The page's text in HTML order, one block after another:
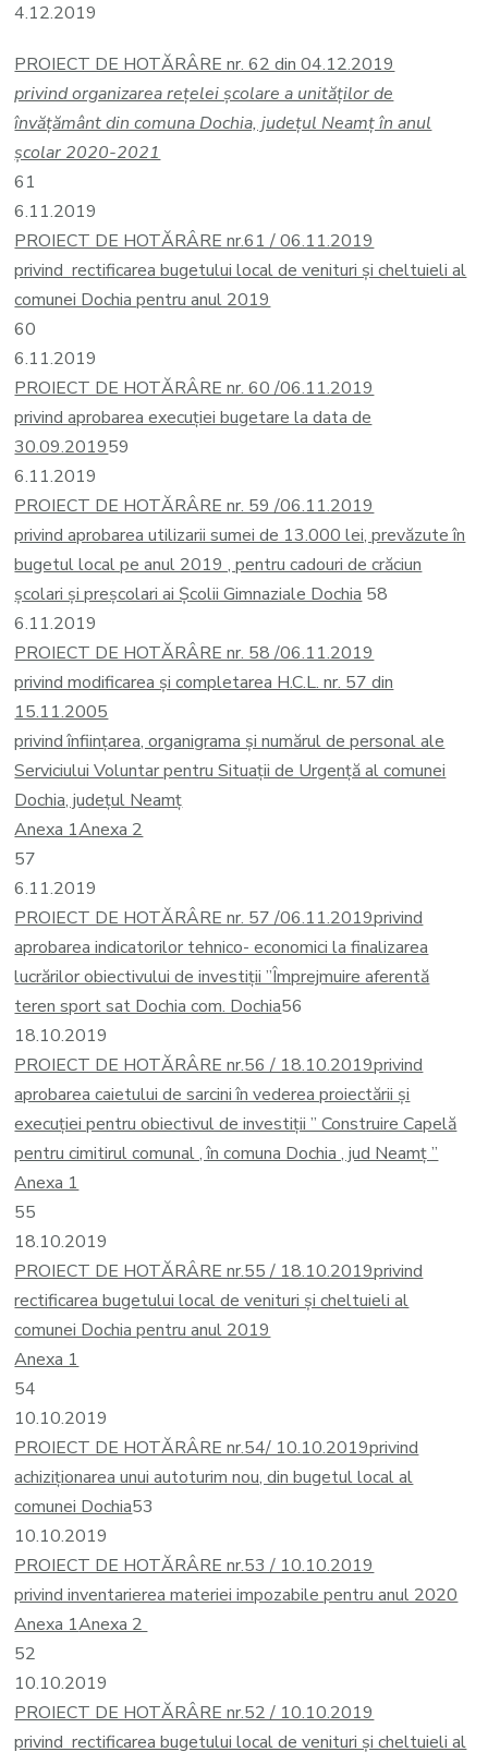
4.12.2019
PROIECT DE HOTĂRÂRE nr. 62 din 04.12.2019
privind organizarea rețelei școlare a unităților de
învățământ din comuna Dochia, județul Neamț în anul
școlar 2020-2021
61
6.11.2019
PROIECT DE HOTĂRÂRE nr.61 / 06.11.2019
privind rectificarea bugetului local de venituri și cheltuieli al
comunei Dochia pentru anul 2019
60
6.11.2019
PROIECT DE HOTĂRÂRE nr. 60 /06.11.2019
privind aprobarea execuției bugetare la data de
30.09.201959
6.11.2019
PROIECT DE HOTĂRÂRE nr. 59 /06.11.2019
privind aprobarea utilizarii sumei de 13.000 lei, prevăzute în
bugetul local pe anul 2019 , pentru cadouri de crăciun
școlari și preșcolari ai Școlii Gimnaziale Dochia 58
6.11.2019
PROIECT DE HOTĂRÂRE nr. 58 /06.11.2019
privind modificarea și completarea H.C.L. nr. 57 din
15.11.2005
privind înființarea, organigrama și numărul de personal ale
Serviciului Voluntar pentru Situații de Urgență al comunei
Dochia, județul Neamț
Anexa 1Anexa 2
57
6.11.2019
PROIECT DE HOTĂRÂRE nr. 57 /06.11.2019privind
aprobarea indicatorilor tehnico- economici la finalizarea
lucrărilor obiectivului de investiții ”Împrejmuire aferentă
teren sport sat Dochia com. Dochia56
18.10.2019
PROIECT DE HOTĂRÂRE nr.56 / 18.10.2019privind
aprobarea caietului de sarcini în vederea proiectării și
execuției pentru obiectivul de investiții ” Construire Capelă
pentru cimitirul comunal , în comuna Dochia , jud Neamț ”
Anexa 1
55
18.10.2019
PROIECT DE HOTĂRÂRE nr.55 / 18.10.2019privind
rectificarea bugetului local de venituri și cheltuieli al
comunei Dochia pentru anul 2019
Anexa 1
54
10.10.2019
PROIECT DE HOTĂRÂRE nr.54/ 10.10.2019privind
achiziționarea unui autoturim nou, din bugetul local al
comunei Dochia53
10.10.2019
PROIECT DE HOTĂRÂRE nr.53 / 10.10.2019
privind inventarierea materiei impozabile pentru anul 2020
Anexa 1Anexa 2
52
10.10.2019
PROIECT DE HOTĂRÂRE nr.52 / 10.10.2019
privind rectificarea bugetului local de venituri și cheltuieli al